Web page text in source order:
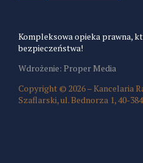
Kompleksowa opieka prawna,
bezpieczeństwa!
Wdrożenie: Proper Media
Copyright © 2026 – Kancelaria
Szaflarski, ul. Bednorza 1, 40-